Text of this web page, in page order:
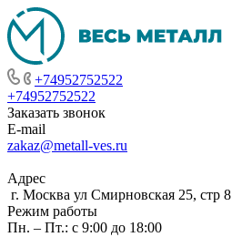
+74952752522
+74952752522
Заказать звонок
E-mail
zakaz@metall-ves.ru
Адрес
г. Москва ул Смирновская 25, стр 8
Режим работы
Пн. – Пт.: с 9:00 до 18:00